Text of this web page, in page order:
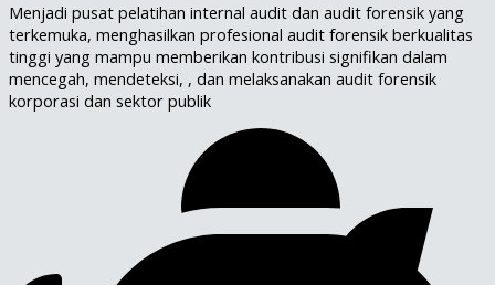
Menjadi pusat pelatihan internal audit dan audit forensik yang
terkemuka, menghasilkan profesional audit forensik berkualitas
tinggi yang mampu memberikan kontribusi signifikan dalam
mencegah, mendeteksi, , dan melaksanakan audit forensik
korporasi dan sektor publik